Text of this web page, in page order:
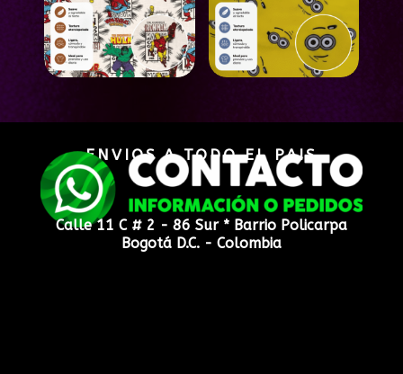
ENVIOS A TODO EL PAIS
Calle 11 C # 2 - 86 Sur * Barrio Policarpa
Bogotá D.C. - Colombia